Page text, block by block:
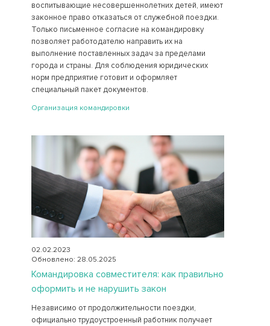
воспитывающие несовершеннолетних детей, имеют
законное право отказаться от служебной поездки.
Только письменное согласие на командировку
позволяет работодателю направить их на
выполнение поставленных задач за пределами
города и страны. Для соблюдения юридических
норм предприятие готовит и оформляет
специальный пакет документов.
Организация командировки
02.02.2023
Обновлено: 28.05.2025
Командировка совместителя: как правильно
оформить и не нарушить закон
Независимо от продолжительности поездки,
официально трудоустроенный работник получает